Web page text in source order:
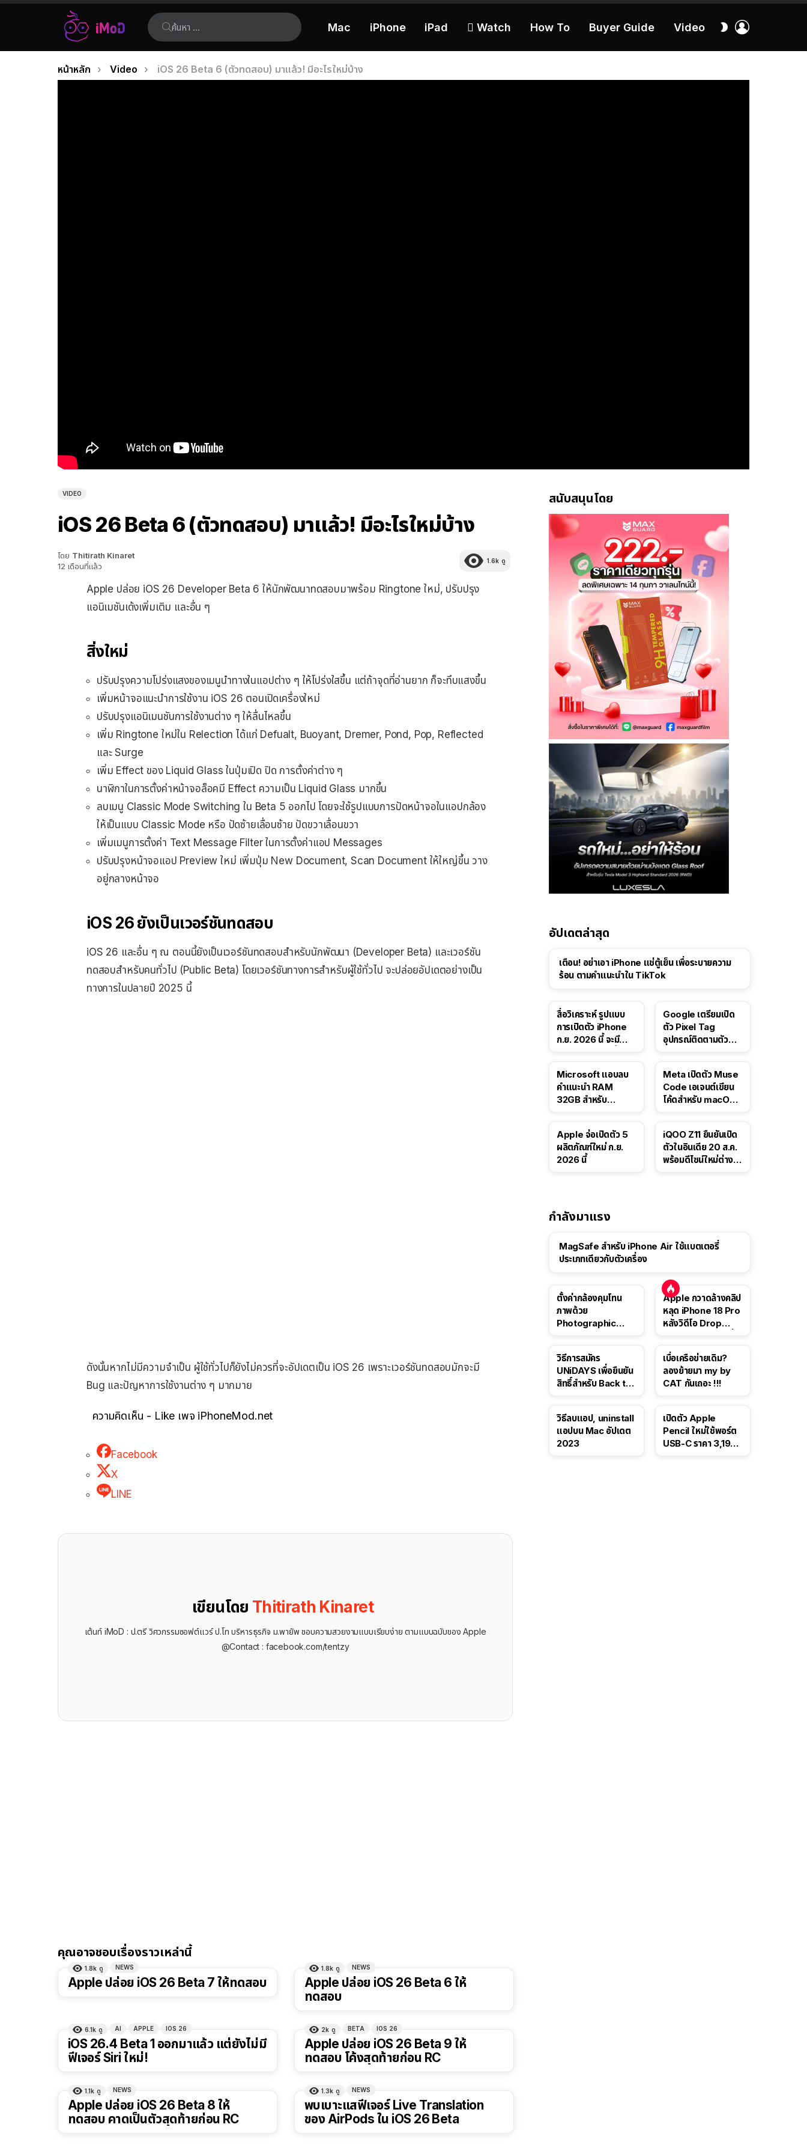
ค้นหา:
Mac iPhone iPad  Watch How To Buyer Guide Video
สลับ
เรื่อง
คุณอยู่ที่นี่:
หน้าหลัก Video iOS 26 Beta 6 (ตัวทดสอบ) มาแล้ว! มีอะไรใหม่บ้าง
VIDEO
iOS 26 Beta 6 (ตัวทดสอบ) มาแล้ว! มีอะไรใหม่บ้าง
โดย Thitirath Kinaret
12 เดือนที่แล้ว
1.6k ดู
Apple ปล่อย iOS 26 Developer Beta 6 ให้นักพัฒนาทดสอบมาพร้อม Ringtone ใหม่, ปรับปรุง
แอนิเมชันเด้งเพิ่มเติม และอื่น ๆ
สิ่งใหม่
ปรับปรุงความโปร่งแสงของเมนูนำทางในแอปต่าง ๆ ให้โปร่งใสขึ้น แต่ถ้าจุดที่อ่านยาก ก็จะทึบแสงขึ้น
เพิ่มหน้าจอแนะนำการใช้งาน iOS 26 ตอนเปิดเครื่องใหม่
ปรับปรุงแอนิเมนชันการใช้งานต่าง ๆ ให้ลื่นไหลขึ้น
เพิ่ม Ringtone ใหม่ใน Relection ได้แก่ Defualt, Buoyant, Dremer, Pond, Pop, Reflected
และ Surge
เพิ่ม Effect ของ Liquid Glass ในปุ่มเปิด ปิด การตั้งค่าต่าง ๆ
นาฬิกาในการตั้งค่าหน้าจอล็อคมี Effect ความเป็น Liquid Glass มากขึ้น
ลบเมนู Classic Mode Switching ใน Beta 5 ออกไป โดยจะใช้รูปแบบการปัดหน้าจอในแอปกล้อง
ให้เป็นแบบ Classic Mode หรือ ปัดซ้ายเลื่อนซ้าย ปัดขวาเลื่อนขวา
เพิ่มเมนูการตั้งค่า Text Message Filter ในการตั้งค่าแอป Messages
ปรับปรุงหน้าจอแอป Preview ใหม่ เพิ่มปุ่ม New Document, Scan Document ให้ใหญ่ขึ้น วาง
อยู่กลางหน้าจอ
iOS 26 ยังเป็นเวอร์ชันทดสอบ
iOS 26 และอื่น ๆ ณ ตอนนี้ยังเป็นเวอร์ชันทดสอบสำหรับนักพัฒนา (Developer Beta) และเวอร์ชัน
ทดสอบสำหรับคนทั่วไป (Public Beta) โดยเวอร์ชันทางการสำหรับผู้ใช้ทั่วไป จะปล่อยอัปเดตอย่างเป็น
ทางการในปลายปี 2025 นี้
ดังนั้นหากไม่มีความจำเป็น ผู้ใช้ทั่วไปก็ยังไม่ควรที่จะอัปเดตเป็น iOS 26 เพราะเวอร์ชันทดสอบมักจะมี
Bug และปัญหาการใช้งานต่าง ๆ มากมาย
ความคิดเห็น - Like เพจ iPhoneMod.net
Facebook
X
LINE
เขียนโดย Thitirath Kinaret
เต้นท์ iMoD : ป.ตรี วิศวกรรมซอฟต์แวร์ ป.โท บริหารธุรกิจ ม.พายัพ ชอบความสวยงามแบบเรียบง่าย ตามแบบฉบับของ Apple
@Contact : facebook.com/tentzy
คุณอาจชอบเรื่องราวเหล่านี้
1.8k ดู NEWS
Apple ปล่อย iOS 26 Beta 7 ให้ทดสอบ
1.8k ดู NEWS
Apple ปล่อย iOS 26 Beta 6 ให้
ทดสอบ
6.1k ดู AI APPLE IOS 26
iOS 26.4 Beta 1 ออกมาแล้ว แต่ยังไม่มี
ฟีเจอร์ Siri ใหม่!
2k ดู BETA IOS 26
Apple ปล่อย iOS 26 Beta 9 ให้
ทดสอบ โค้งสุดท้ายก่อน RC
1.1k ดู NEWS
Apple ปล่อย iOS 26 Beta 8 ให้
ทดสอบ คาดเป็นตัวสุดท้ายก่อน RC
1.3k ดู NEWS
พบเบาะแสฟีเจอร์ Live Translation
ของ AirPods ใน iOS 26 Beta
สนับสนุนโดย
อัปเดตล่าสุด
เตือน! อย่าเอา iPhone แช่ตู้เย็น เพื่อระบายความ
ร้อน ตามคำแนะนำใน TikTok
สื่อวิเคราะห์ รูปแบบ
การเปิดตัว iPhone
ก.ย. 2026 นี้ จะมี
Google เตรียมเปิด
ตัว Pixel Tag
อุปกรณ์ติดตามตัว
Microsoft แอบลบ
คำแนะนำ RAM
32GB สำหรับ
Meta เปิดตัว Muse
Code เอเจนต์เขียน
โค้ดสำหรับ macOS
Apple จ่อเปิดตัว 5
ผลิตภัณฑ์ใหม่ ก.ย.
2026 นี้
iQOO Z11 ยืนยันเปิด
ตัวในอินเดีย 20 ส.ค.
พร้อมดีไซน์ใหม่ต่าง
กำลังมาแรง
MagSafe สำหรับ iPhone Air ใช้แบตเตอรี่
ประเภทเดียวกับตัวเครื่อง
ตั้งค่ากล้องคุมโทน
ภาพด้วย
Photographic
Apple กวาดล้างคลิป
หลุด iPhone 18 Pro
หลังวิดีโอ Drop
วิธีการสมัคร
UNiDAYS เพื่อยืนยัน
สิทธิ์สำหรับ Back to
เบื่อเครือข่ายเดิม?
ลองย้ายมา my by
CAT กันเถอะ !!!
วิธีลบแอป, uninstall
แอปบน Mac อัปเดต
2023
เปิดตัว Apple
Pencil ใหม่ใช้พอร์ต
USB-C ราคา 3,190